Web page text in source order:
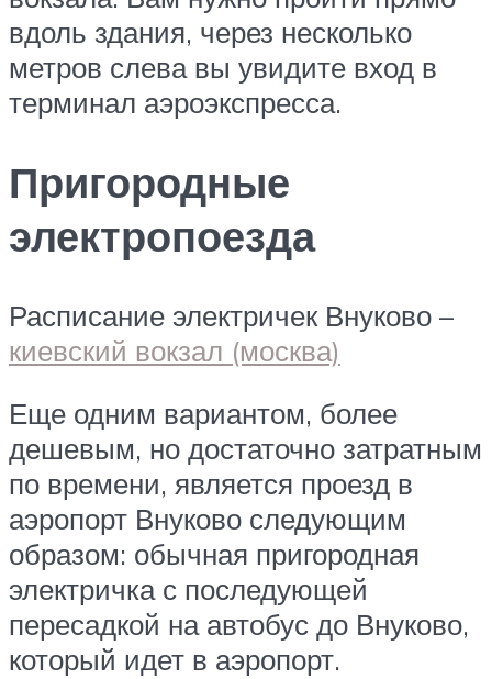
вдоль здания, через несколько
метров слева вы увидите вход в
терминал аэроэкспресса.
Пригородные
электропоезда
Расписание электричек Внуково –
киевский вокзал (москва)
Еще одним вариантом, более
дешевым, но достаточно затратным
по времени, является проезд в
аэропорт Внуково следующим
образом: обычная пригородная
электричка с последующей
пересадкой на автобус до Внуково,
который идет в аэропорт.